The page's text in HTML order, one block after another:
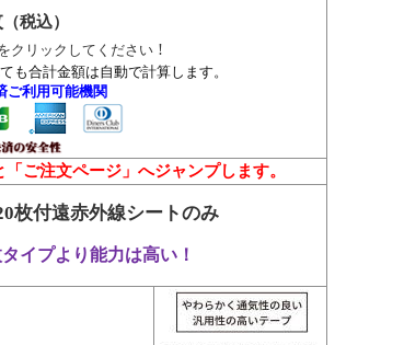
（税込）
クリックしてください !
も合計金額は自動で計算します。
ご利用可能機関
ご注文ページ」へジャンプします。
枚付遠赤外線シートのみ
イプより能力は高い！